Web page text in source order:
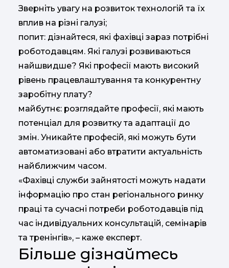
Зверніть увагу на розвиток технологій та їх
вплив на різні галузі;
попит: дізнайтеся, які фахівці зараз потрібні
роботодавцям. Які галузі розвиваються
найшвидше? Які професії мають високий
рівень працевлаштування та конкурентну
заробітну плату?
майбутнє: розглядайте професії, які мають
потенціал для розвитку та адаптації до
змін. Уникайте професій, які можуть бути
автоматизовані або втратити актуальність
найближчим часом.
«Фахівці служби зайнятості можуть надати
інформацію про стан регіонального ринку
праці та сучасні потреби роботодавців під
час індивідуальних консультацій, семінарів
та тренінгів», – каже експерт.
Більше дізнайтесь